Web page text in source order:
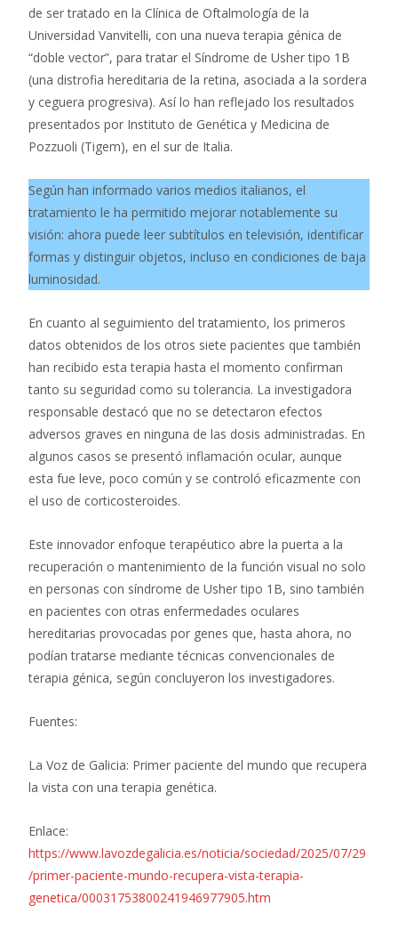
de ser tratado en la Clínica de Oftalmología de la
Universidad Vanvitelli, con una nueva terapia génica de
“doble vector”, para tratar el Síndrome de Usher tipo 1B
(una distrofia hereditaria de la retina, asociada a la sordera
y ceguera progresiva). Así lo han reflejado los resultados
presentados por Instituto de Genética y Medicina de
Pozzuoli (Tigem), en el sur de Italia.
Según han informado varios medios italianos, el
tratamiento le ha permitido mejorar notablemente su
visión: ahora puede leer subtítulos en televisión, identificar
formas y distinguir objetos, incluso en condiciones de baja
luminosidad.
En cuanto al seguimiento del tratamiento, los primeros
datos obtenidos de los otros siete pacientes que también
han recibido esta terapia hasta el momento confirman
tanto su seguridad como su tolerancia. La investigadora
responsable destacó que no se detectaron efectos
adversos graves en ninguna de las dosis administradas. En
algunos casos se presentó inflamación ocular, aunque
esta fue leve, poco común y se controló eficazmente con
el uso de corticosteroides.
Este innovador enfoque terapéutico abre la puerta a la
recuperación o mantenimiento de la función visual no solo
en personas con síndrome de Usher tipo 1B, sino también
en pacientes con otras enfermedades oculares
hereditarias provocadas por genes que, hasta ahora, no
podían tratarse mediante técnicas convencionales de
terapia génica, según concluyeron los investigadores.
Fuentes:
La Voz de Galicia: Primer paciente del mundo que recupera
la vista con una terapia genética.
Enlace:
https://www.lavozdegalicia.es/noticia/sociedad/2025/07/29
/primer-paciente-mundo-recupera-vista-terapia-
genetica/00031753800241946977905.htm